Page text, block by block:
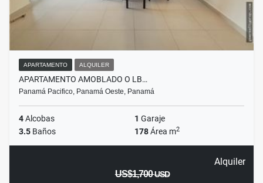
APARTAMENTO ALQUILER
APARTAMENTO AMOBLADO O LB…
Panamá Pacifico, Panamá Oeste, Panamá
4Alcobas 1 Garaje
3.5 Baños 178Área m2
Alquiler
US$1,700USD